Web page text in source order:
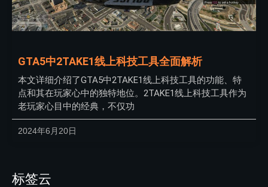
GTA5中2TAKE1线上科技工具全面解析
本文详细介绍了GTA5中2TAKE1线上科技工具的功能、特
点和其在玩家心中的独特地位。2TAKE1线上科技工具作为
老玩家心目中的经典，不仅功
2024年6月20日
标签云